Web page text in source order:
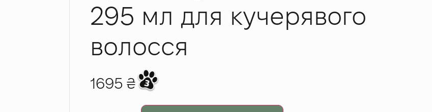
295 мл для кучерявого
волосся
1695 ₴